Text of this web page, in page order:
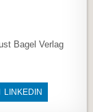
Bagel Verlag
LINKEDIN